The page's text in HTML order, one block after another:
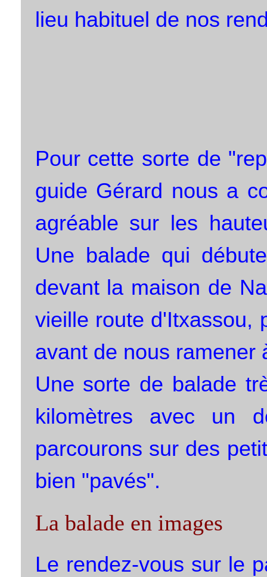
lieu habituel de nos
Pour cette sorte de
guide Gérard nous a
agréable sur les
Une balade qui
devant la maison de
vieille route d'Itxassou,
avant de nous ramener
Une sorte de balade
kilomètres avec un
parcourons sur des
bien "pavés".
La balade en images
Le rendez-vous sur le